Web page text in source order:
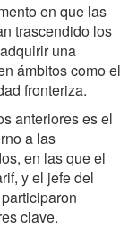
en que las
trascendido los
una
ámbitos como el
fronteriza.
anteriores es el
a las
en las que el
y el jefe del
clave.